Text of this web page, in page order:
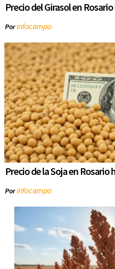
Precio del Girasol en
Porinfocampo
Precio de la Soja en Rosario
Porinfocampo